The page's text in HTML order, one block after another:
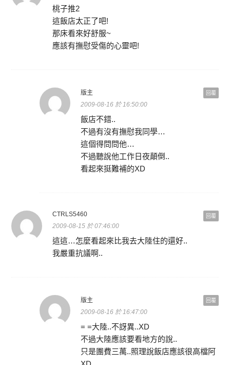
桃子推2
這飯店太正了吧!
那床看來好舒服~
應該有撫慰受傷的心靈吧!
回覆
版主
2009-08-16 於 16:50:00
飯店不錯..
不過有沒有撫慰我同學…
這個得問問他…
不過聽說他工作日夜顛倒..
看起來挺難補的XD
回覆
CTRLS5460
2009-08-15 於 07:46:00
這這…怎麼看起來比我去大陸住的還好..
我嚴重抗議啊..
回覆
版主
2009-08-16 於 16:47:00
= =大陸..不訝異..XD
不過大陸應該要看地方的說..
只是團費三萬..照理說飯店應該很高檔阿